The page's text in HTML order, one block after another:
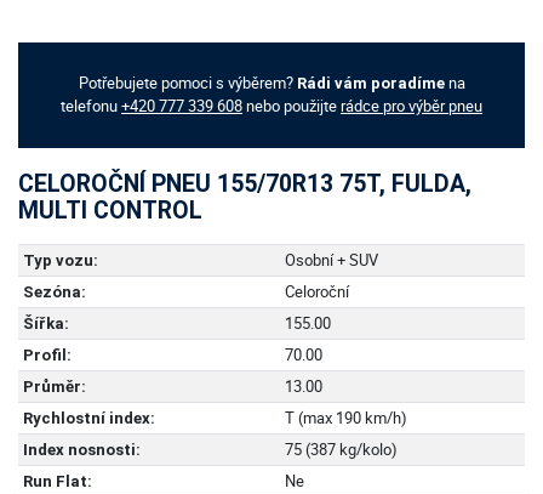
Potřebujete pomoci s výběrem? Rádi vám poradímena
telefonu+420 777 339 608nebo použijterádce pro výběr pneu
CELOROČNÍ PNEU 155/70R13 75T, FULDA,
MULTI CONTROL
Typ vozu: Osobní + SUV
Sezóna: Celoroční
Šířka: 155.00
Profil: 70.00
Průměr: 13.00
Rychlostní index: T (max 190 km/h)
Index nosnosti: 75 (387 kg/kolo)
Run Flat: Ne